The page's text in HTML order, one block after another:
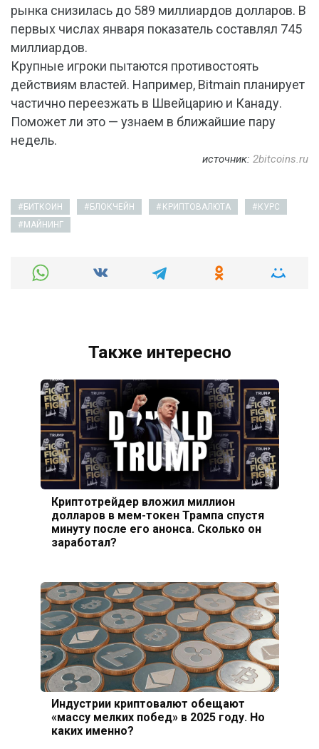
рынка снизилась до 589 миллиардов долларов. В
первых числах января показатель составлял 745
миллиардов.
Крупные игроки пытаются противостоять
действиям властей. Например, Bitmain планирует
частично переезжать в Швейцарию и Канаду.
Поможет ли это — узнаем в ближайшие пару
недель.
источник: 2bitcoins.ru
БИТКОИН БЛОКЧЕЙН КРИПТОВАЛЮТА
КУРС
МАЙНИНГ
Также интересно
Криптотрейдер вложил миллион
долларов в мем-токен Трампа спустя
минуту после его анонса. Сколько он
заработал?
Индустрии криптовалют обещают
«массу мелких побед» в 2025 году. Но
каких именно?